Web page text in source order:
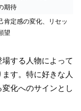
期待
肯定感の変化、リセッ
望
する人物によって
す。特に好きな人
化へのサインとし